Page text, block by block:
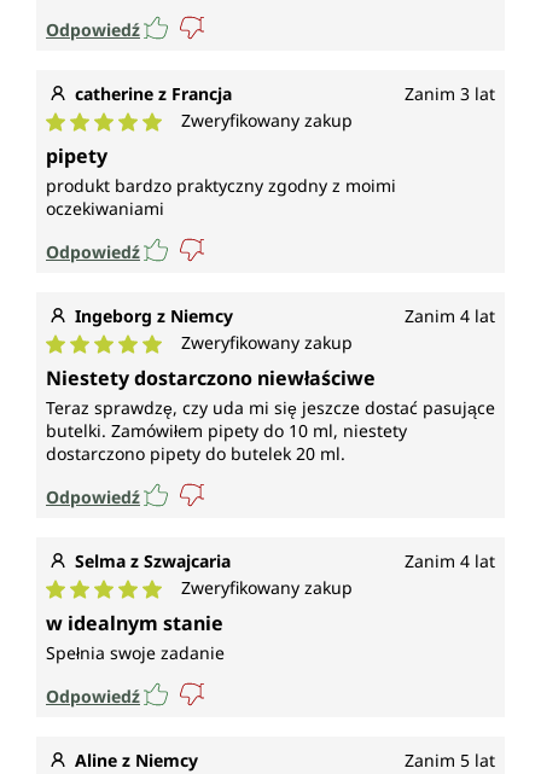
Odpowiedź
catherine z Francja Zanim 3 lat
Średnia ocena 5 z 5 gwiazdek
Zweryfikowany zakup
pipety
produkt bardzo praktyczny zgodny z moimi
oczekiwaniami
Odpowiedź
Ingeborg z Niemcy Zanim 4 lat
Średnia ocena 5 z 5 gwiazdek
Zweryfikowany zakup
Niestety dostarczono niewłaściwe
Teraz sprawdzę, czy uda mi się jeszcze dostać pasujące
butelki. Zamówiłem pipety do 10 ml, niestety
dostarczono pipety do butelek 20 ml.
Odpowiedź
Selma z Szwajcaria Zanim 4 lat
Średnia ocena 5 z 5 gwiazdek
Zweryfikowany zakup
w idealnym stanie
Spełnia swoje zadanie
Odpowiedź
Aline z Niemcy Zanim 5 lat